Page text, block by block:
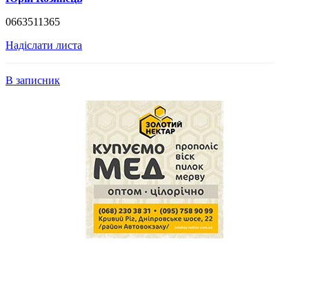
0663511365
Надіслати листа
В записник